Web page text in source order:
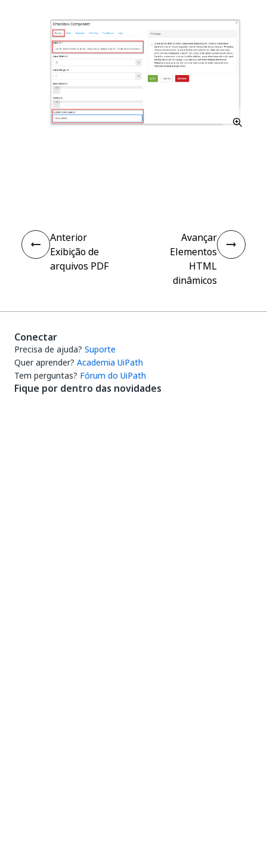
Anterior
Exibição de
arquivos PDF
Avançar
Elementos
HTML
dinâmicos
Conectar
Precisa de ajuda? Suporte
Quer aprender? Academia UiPath
Tem perguntas? Fórum do UiPath
Fique por dentro das novidades